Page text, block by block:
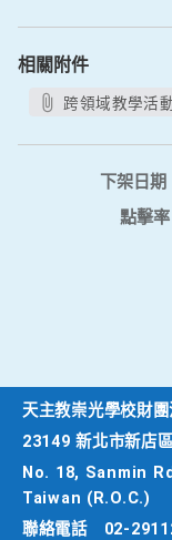
相關附件
跨領域教學活
下架日期
點擊率
天主教崇光學校財
23149 新北市新店
No. 18, Sanmin
Taiwan (R.O.C.)
聯絡電話
02-